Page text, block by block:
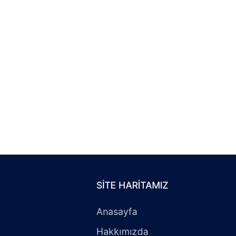
SITE HARITAMIZ
Anasayfa
Hakkımızda